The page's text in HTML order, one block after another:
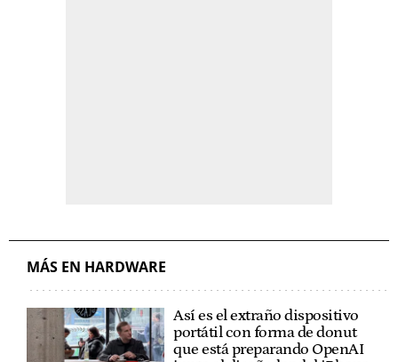
MÁS EN HARDWARE
Así es el extraño dispositivo
portátil con forma de donut
que está preparando OpenAI